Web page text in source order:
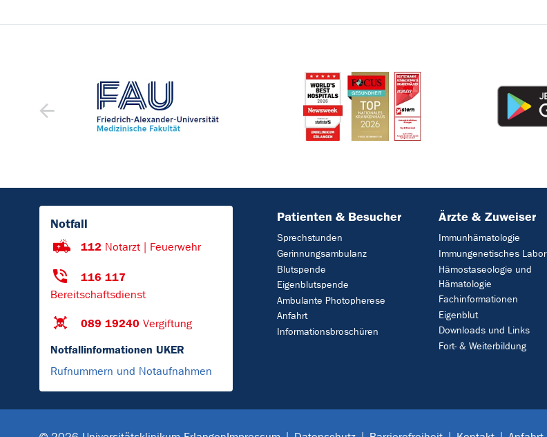
Notfall
112 Notarzt | Feuerwehr
116 117
Bereitschaftsdienst
089 19240 Vergiftung
Notfallinformationen UKER
Rufnummern und Notaufnahmen
Patienten & Besucher
Sprechstunden
Gerinnungsambulanz
Blutspende
Eigenblutspende
Ambulante Photopherese
Anfahrt
Informationsbroschüren
Ärzte & Zuweiser
Immunhämatologie
Immungenetisches Labor
Hämostaseologie und
Hämatologie
Fachinformationen
Eigenblut
Downloads und Links
Fort- & Weiterbildung